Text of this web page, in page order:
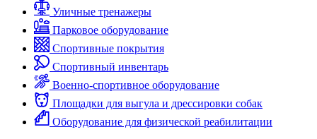
Уличные тренажеры
Парковое оборудование
Спортивные покрытия
Спортивный инвентарь
Военно-спортивное оборудование
Площадки для выгула и дрессировки собак
Оборудование для физической реабилитации